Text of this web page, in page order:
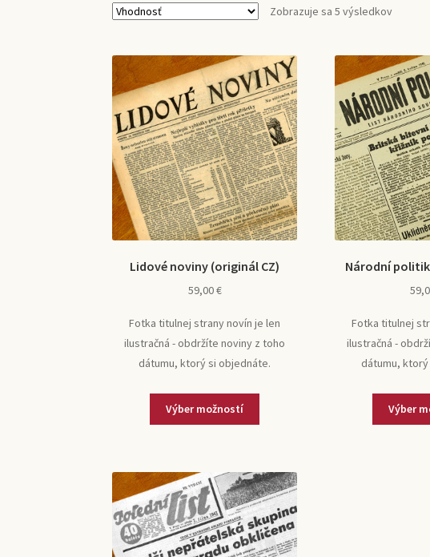
Zobrazuje sa 5 výsledkov
Lidové noviny (originál CZ)
59,00€
Fotka titulnej strany novín je len
ilustračná - obdržíte noviny z toho
dátumu, ktorý si objednáte.
Národní
Fotka titulnej
ilustračná -
dátumu,